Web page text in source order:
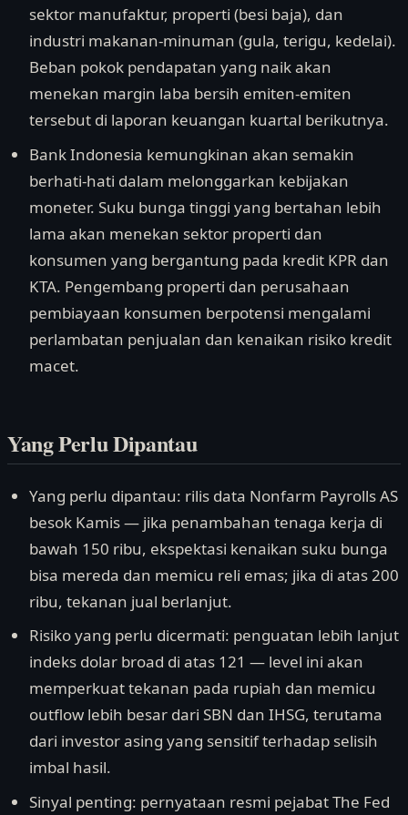
sektor manufaktur, properti (besi baja), dan
industri makanan-minuman (gula, terigu, kedelai).
Beban pokok pendapatan yang naik akan
menekan margin laba bersih emiten-emiten
tersebut di laporan keuangan kuartal berikutnya.
Bank Indonesia kemungkinan akan semakin
berhati-hati dalam melonggarkan kebijakan
moneter. Suku bunga tinggi yang bertahan lebih
lama akan menekan sektor properti dan
konsumen yang bergantung pada kredit KPR dan
KTA. Pengembang properti dan perusahaan
pembiayaan konsumen berpotensi mengalami
perlambatan penjualan dan kenaikan risiko kredit
macet.
Yang Perlu Dipantau
Yang perlu dipantau: rilis data Nonfarm Payrolls AS
besok Kamis — jika penambahan tenaga kerja di
bawah 150 ribu, ekspektasi kenaikan suku bunga
bisa mereda dan memicu reli emas; jika di atas 200
ribu, tekanan jual berlanjut.
Risiko yang perlu dicermati: penguatan lebih lanjut
indeks dolar broad di atas 121 — level ini akan
memperkuat tekanan pada rupiah dan memicu
outflow lebih besar dari SBN dan IHSG, terutama
dari investor asing yang sensitif terhadap selisih
imbal hasil.
Sinyal penting: pernyataan resmi pejabat The Fed